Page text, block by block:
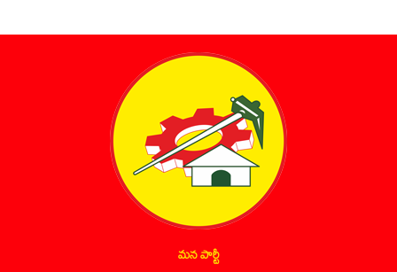
మన పార్టీ